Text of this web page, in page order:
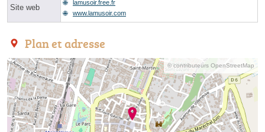
Site web
lamusoir.free.fr
www.lamusoir.com
Plan et adresse
© contributeurs OpenStreetMap